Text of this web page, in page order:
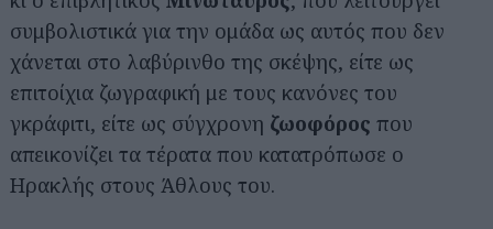
συμβολιστικά για την ομάδα ως αυτός που δεν
χάνεται στο λαβύρινθο της σκέψης, είτε ως
επιτοίχια ζωγραφική με τους κανόνες του
γκράφιτι, είτε ως σύγχρονη ζωοφόρος που
απεικονίζει τα τέρατα που κατατρόπωσε ο
Ηρακλής στους Άθλους του.